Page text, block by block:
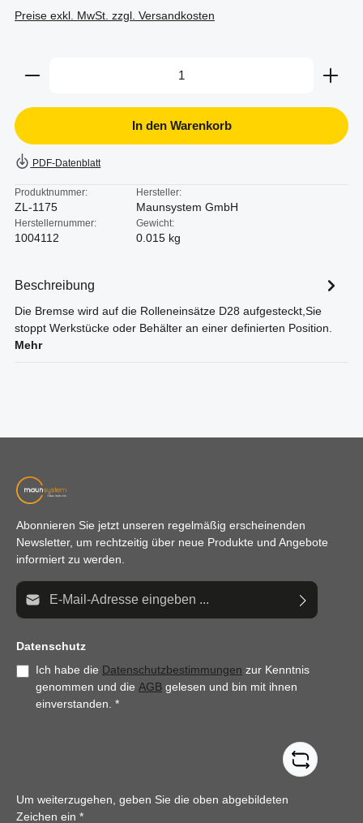
Preise exkl. MwSt. zzgl. Versandkosten
Produkt Anzahl: Gib den gewünschten Wert ein
In den Warenkorb
PDF-Datenblatt
Produktnummer:
ZL-1175
Hersteller:
Maunsystem GmbH
Herstellernummer:
1004112
Gewicht:
0.015 kg
Beschreibung
Die Bremse wird auf die Rolleneinsätze D28 aufgesteckt,Sie
stoppt Werkstücke oder Behälter an einer definierten Position.
Mehr
Abonnieren Sie jetzt unseren regelmäßig erscheinenden
Newsletter, um rechtzeitig über neue Produkte und Angebote
informiert zu werden.
E-Mail-Adresse*
Datenschutz
Ich habe die Datenschutzbestimmungen zur Kenntnis
genommen und die AGB gelesen und bin mit ihnen
einverstanden. *
Um weiterzugehen, geben Sie die oben abgebildeten
Zeichen ein *